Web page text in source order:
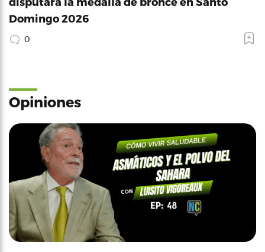
Domingo 2026
0
Opiniones